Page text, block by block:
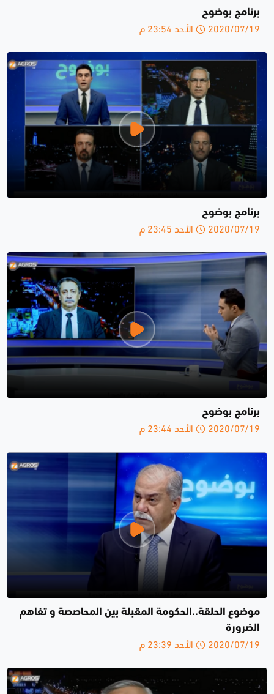
برنامج بوضوح
2020/07/19 الأحد 23:54 م
برنامج بوضوح
2020/07/19 الأحد 23:45 م
برنامج بوضوح
2020/07/19 الأحد 23:44 م
موضوع الحلقة..الحكومة المقبلة بين المحاصصة و تفاهم
الضرورة
2020/07/19 الأحد 23:39 م